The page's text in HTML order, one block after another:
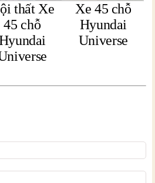
thất Xe
45 chỗ
Xe 45 chỗ
Hyundai
Universe